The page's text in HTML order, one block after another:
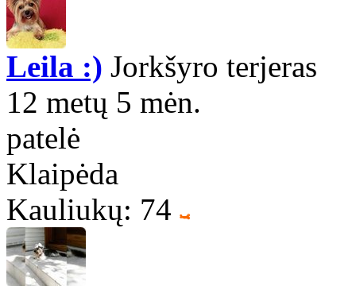
Leila :) Jorkšyro terjeras
12 metų 5 mėn.
patelė
Klaipėda
Kauliukų: 74